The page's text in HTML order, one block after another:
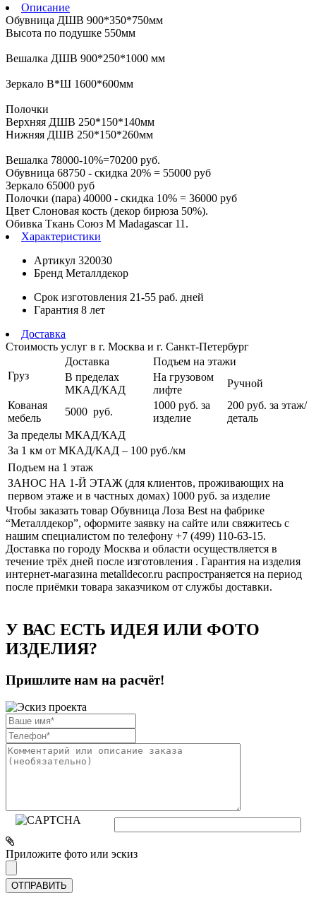
Описание
Обувница ДШВ 900*350*750мм
Высота по подушке 550мм
Вешалка ДШВ 900*250*1000 мм
Зеркало В*Ш 1600*600мм
Полочки
Верхняя ДШВ 250*150*140мм
Нижняя ДШВ 250*150*260мм
Вешалка 78000-10%=70200 руб.
Обувница 68750 - скидка 20% = 55000 руб
Зеркало 65000 руб
Полочки (пара) 40000 - скидка 10% = 36000 руб
Цвет Слоновая кость (декор бирюза 50%).
Обивка Ткань Союз М Madagascar 11.
Характеристики
Артикул 320030
Бренд Металлдекор
Срок изготовления 21-55 раб. дней
Гарантия 8 лет
Доставка
Стоимость услуг в г. Москва и г. Санкт-Петербург
Груз
Доставка
Подъем на этажи
В пределах
МКАД/КАД
На грузовом
лифте
Ручной
Кованая
мебель
5000 руб.
1000 руб. за
изделие
200 руб. за этаж/
деталь
За пределы МКАД/КАД
За 1 км от МКАД/КАД – 100 руб./км
Подъем на 1 этаж
ЗАНОС НА 1-Й ЭТАЖ (для клиентов, проживающих на
первом этаже и в частных домах) 1000 руб. за изделие
Чтобы заказать товар Обувница Лоза Best на фабрике
“Металлдекор”, оформите заявку на сайте или свяжитесь с
нашим специалистом по телефону +7 (499) 110-63-15.
Доставка по городу Москва и области осуществляется в
течение трёх дней после изготовления . Гарантия на изделия
интернет-магазина metalldecor.ru распространяется на период
после приёмки товара заказчиком от службы доставки.
У ВАС ЕСТЬ ИДЕЯ ИЛИ ФОТО
ИЗДЕЛИЯ?
Пришлите нам на расчёт!
Приложите фото или эскиз